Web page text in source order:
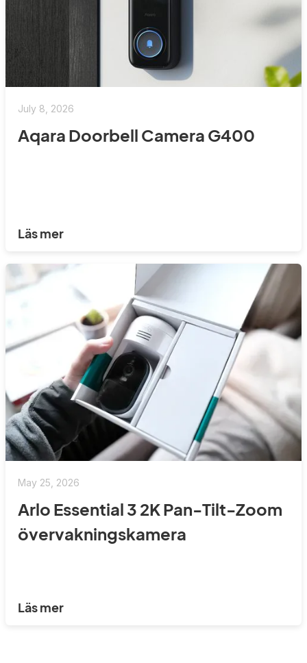
July 8, 2026
Aqara Doorbell Camera G400
Läs mer
May 25, 2026
Arlo Essential 3 2K Pan-Tilt-Zoom
övervakningskamera
Läs mer